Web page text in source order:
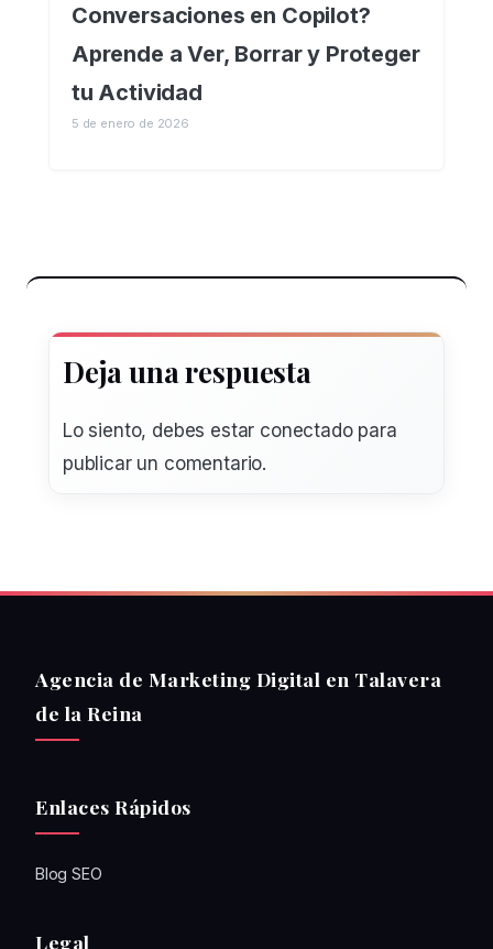
Conversaciones en Copilot?
Aprende a Ver, Borrar y Proteger
tu Actividad
5 de enero de 2026
Deja una respuesta
Lo siento, debes estar conectadopara
publicar un comentario.
Agencia de Marketing Digital en Talavera
de la Reina
Enlaces Rápidos
Blog SEO
Legal